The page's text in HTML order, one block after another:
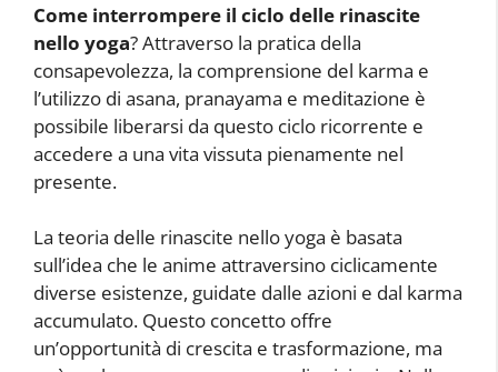
Come interrompere il ciclo delle rinascite
nello yoga? Attraverso la pratica della
consapevolezza, la comprensione del karma e
l’utilizzo di asana, pranayama e meditazione è
possibile liberarsi da questo ciclo ricorrente e
accedere a una vita vissuta pienamente nel
presente.
La teoria delle rinascite nello yoga è basata
sull’idea che le anime attraversino ciclicamente
diverse esistenze, guidate dalle azioni e dal karma
accumulato. Questo concetto offre
un’opportunità di crescita e trasformazione, ma